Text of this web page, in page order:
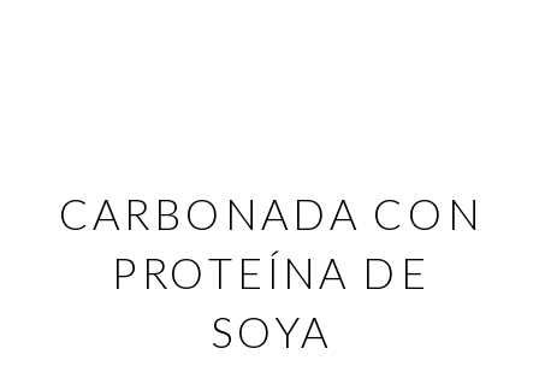
CARBONADA CON
PROTEÍNA DE
SOYA